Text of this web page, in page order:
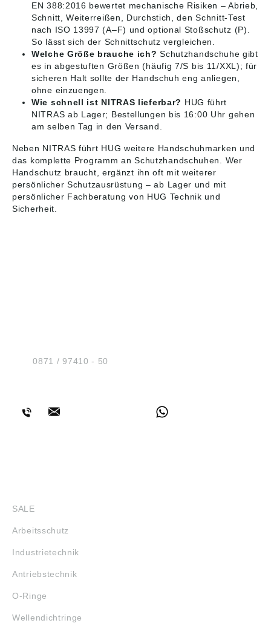
EN 388:2016 bewertet mechanische Risiken – Abrieb,
Schnitt, Weiterreißen, Durchstich, den Schnitt-Test
nach ISO 13997 (A–F) und optional Stoßschutz (P).
So lässt sich der Schnittschutz vergleichen.
Welche Größe brauche ich? Schutzhandschuhe gibt
es in abgestuften Größen (häufig 7/S bis 11/XXL); für
sicheren Halt sollte der Handschuh eng anliegen,
ohne einzuengen.
Wie schnell ist NITRAS lieferbar? HUG führt
NITRAS ab Lager; Bestellungen bis 16:00 Uhr gehen
am selben Tag in den Versand.
Neben NITRAS führt HUG weitere Handschuhmarken und
das komplette Programm anSchutzhandschuhen
. Wer
Handschutz braucht, ergänzt ihn oft mit weiterer
persönlicher Schutzausrüstung – ab Lager und mit
persönlicher Fachberatung von HUG Technik und
Sicherheit.
Tel.:0871 / 97410 - 50
SALE
Arbeitsschutz
Industrietechnik
Antriebstechnik
O-Ringe
Wellendichtringe